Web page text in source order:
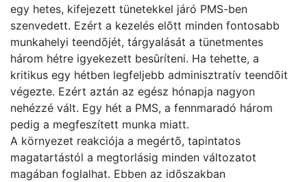
egy hetes, kifejezett tünetekkel járó PMS-ben
szenvedett. Ezért a kezelés elõtt minden fontosabb
munkahelyi teendõjét, tárgyalását a tünetmentes
három hétre igyekezett besûríteni. Ha tehette, a
kritikus egy hétben legfeljebb adminisztratív teendõit
végezte. Ezért aztán az egész hónapja nagyon
nehézzé vált. Egy hét a PMS, a fennmaradó három
pedig a megfeszített munka miatt.
A környezet reakciója a megértõ, tapintatos
magatartástól a megtorlásig minden változatot
magában foglalhat. Ebben az idõszakban